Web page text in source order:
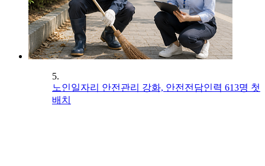
5.
노인일자리 안전관리 강화, 안전전담인력 613명 첫
배치